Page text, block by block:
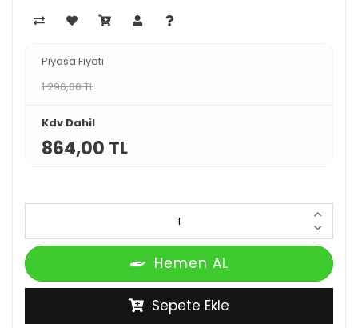
Piyasa Fiyatı
1.296,00 TL
Kdv Dahil
864,00 TL
Hemen AL
Sepete Ekle